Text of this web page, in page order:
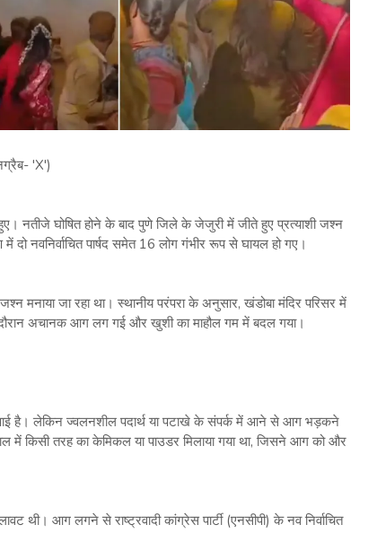
'X')
हुए। नतीजे घोषित होने के बाद पुणे जिले के जेजुरी में जीते हुए प्रत्याशी जश्न
नवनिर्वाचित पार्षद समेत 16 लोग गंभीर रूप से घायल हो गए।
मनाया जा रहा था। स्थानीय परंपरा के अनुसार, खंडोबा मंदिर परिसर में
दौरान अचानक आग लग गई और खुशी का माहौल गम में बदल गया।
है। लेकिन ज्वलनशील पदार्थ या पटाखे के संपर्क में आने से आग भड़कने
में किसी तरह का केमिकल या पाउडर मिलाया गया था, जिसने आग को और
थी। आग लगने से राष्ट्रवादी कांग्रेस पार्टी (एनसीपी) के नव निर्वाचित